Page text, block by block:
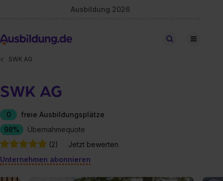
Ausbildung 2026
Stellen finden
SWK AG
SWK AG
0
freie Ausbildungsplätze
98%
Übernahmequote
(2)
Jetzt bewerten
Unternehmen abonnieren